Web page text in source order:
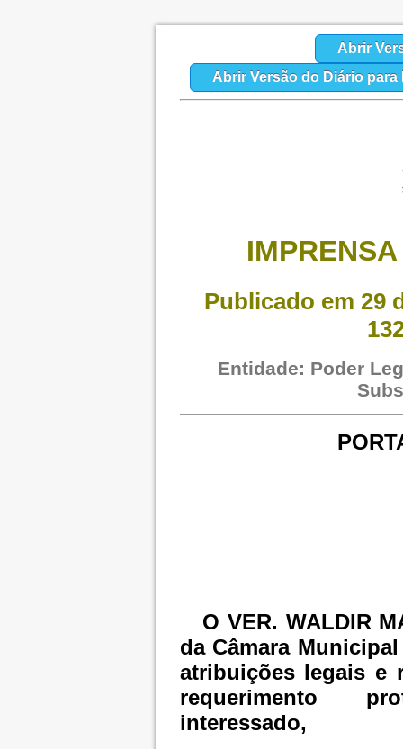
Abrir
Abrir Versão do Diário para
Publicado em 29
Entidade: Poder
O VER. WALDIR
da Câmara
atribuições legais e
requerimento
interessado,